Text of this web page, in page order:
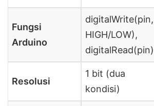
Fungsi
Arduino
digitalWrite(pin,
HIGH/LOW),
digitalRead(pin)
Resolusi
1 bit (dua
kondisi)